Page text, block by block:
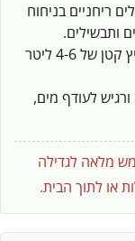
ריחניים בניחוח
ותבשילים.
מסתפק בעציץ קטן של 4-6 ליטר
לעודף מים,
מלאה לגדילה
או לתוך הבית.